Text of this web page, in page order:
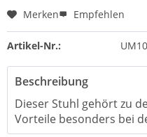
Merken Empfehlen
Artikel-Nr.:
Beschreibung
Dieser Stuhl gehört zu
Vorteile besonders bei